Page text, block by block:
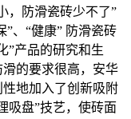
，防滑瓷砖少不了”
”、“健康” 防滑瓷砖
”产品的研究和生
的要求很高，安华
地加入了创新吸附
吸盘”技艺，使砖面